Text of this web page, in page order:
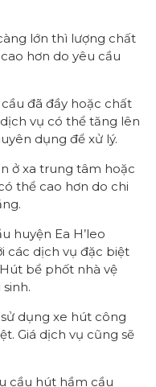
lớn thì lượng chất
hơn do yêu cầu
đã đầy hoặc chất
vụ có thể tăng lên
dụng để xử lý.
ở xa trung tâm hoặc
thể cao hơn do chi
huyện Ea H’leo
các dịch vụ đặc biệt
bể phốt nhà vệ
dụng xe hút công
Giá dịch vụ cũng sẽ
cầu hút hầm cầu